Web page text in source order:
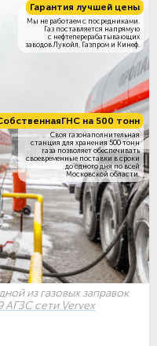
ГНС на 500 тонн
Своя газонаполнительная
станция для хранения 500 тонн
газа позволяет обеспечивать
своевременные поставки в сроки
до одного дня по всей
Московской области.
Гарантия лучшей цены
Мы не работаем с посредниками.
Газ поставляется напрямую
с нефтеперерабатывающих
заводов Лукойл, Газпром и Кинеф.
из газовых заправок
АГЗС сети Vervex